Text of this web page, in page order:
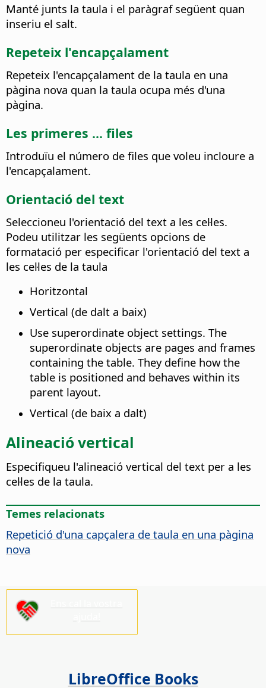
Manté junts la taula i el paràgraf següent quan
inseriu el salt.
Repeteix l'encapçalament
Repeteix l'encapçalament de la taula en una
pàgina nova quan la taula ocupa més d'una
pàgina.
Les primeres ... files
Introduïu el número de files que voleu incloure a
l'encapçalament.
Orientació del text
Seleccioneu l'orientació del text a les cel·les.
Podeu utilitzar les següents opcions de
formatació per especificar l'orientació del text a
les cel·les de la taula
Horitzontal
Vertical (de dalt a baix)
Use superordinate object settings. The
superordinate objects are pages and frames
containing the table. They define how the
table is positioned and behaves within its
parent layout.
Vertical (de baix a dalt)
Alineació vertical
Especifiqueu l'alineació vertical del text per a les
cel·les de la taula.
Temes relacionats
Repetició d'una capçalera de taula en una pàgina
nova
LibreOffice Books